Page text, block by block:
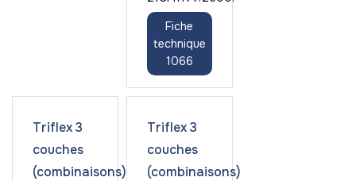
Fiche
technique
1066
Triflex 3
couches
(combinaisons)
Triflex 3
couches
(combinaisons)